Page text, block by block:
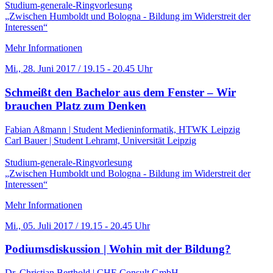
Studium-generale-Ringvorlesung
„Zwischen Humboldt und Bologna - Bildung im Widerstreit der
Interessen“
Mehr Informationen
Mi., 28. Juni 2017 / 19.15 - 20.45 Uhr
Schmeißt den Bachelor aus dem Fenster – Wir
brauchen Platz zum Denken
Fabian Aßmann | Student Medieninformatik, HTWK Leipzig
Carl Bauer | Student Lehramt, Universität Leipzig
Studium-generale-Ringvorlesung
„Zwischen Humboldt und Bologna - Bildung im Widerstreit der
Interessen“
Mehr Informationen
Mi., 05. Juli 2017 / 19.15 - 20.45 Uhr
Podiumsdiskussion | Wohin mit der Bildung?